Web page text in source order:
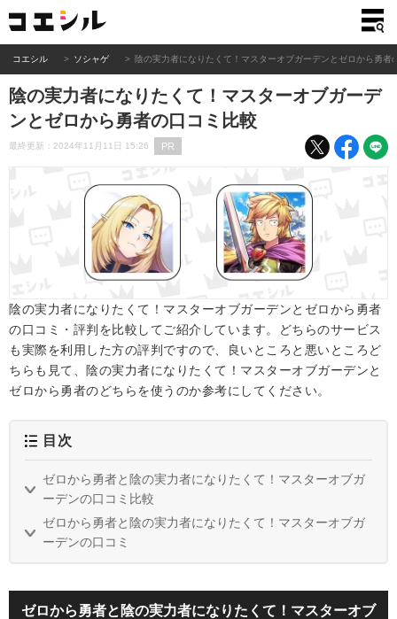
コエシル ソシャゲ 陰の実力者になりたくて！マスターオブガーデンとゼロから勇者
陰の実力者になりたくて！マスターオブガーデ
ンとゼロから勇者の口コミ比較
最終更新：2024年11月11日 15:26 PR
陰の実力者になりたくて！マスターオブガーデンとゼロから勇者
の口コミ・評判を比較してご紹介しています。どちらのサービス
も実際を利用した方の評判ですので、良いところと悪いところど
ちらも見て、陰の実力者になりたくて！マスターオブガーデンと
ゼロから勇者のどちらを使うのか参考にしてください。
目次
ゼロから勇者と陰の実力者になりたくて！マスターオブガ
ーデンの口コミ比較
ゼロから勇者と陰の実力者になりたくて！マスターオブガ
ーデンの口コミ
ゼロから勇者と陰の実力者になりたくて！マスターオブ